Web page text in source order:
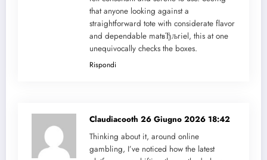
that anyone looking against a
straightforward tote with considerate flavor
and dependable matвЂљriel, this at one
unequivocally checks the boxes.
Rispondi
Claudiacooth 26 Giugno 2026 18:42
Thinking about it, around online
gambling, I’ve noticed how the latest